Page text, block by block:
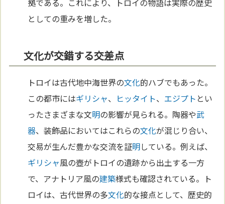
拠である。これにより、トロイの物語は実際の歴史
としての重みを増した。
文化が交錯する交差点
トロイは古代地中海世界の文化的ハブでもあった。
この都市にはギリシャ、 ヒッタイト、 エジプト とい
ったさまざまな文明の影響が見られる。陶器や武
器、装飾品においてはこれらの文化が混じり合い、
交易が生んだ豊かな交流を証明している。例えば、
ギリシャ風の壺がトロイの遺跡から出土する一方
で、アナトリア風の建築様式も確認されている。ト
ロイは、古代世界の多文化的な接点として、歴史的